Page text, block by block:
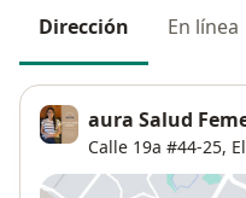
Dirección En línea
aura Salud
Calle 19a #44-25,